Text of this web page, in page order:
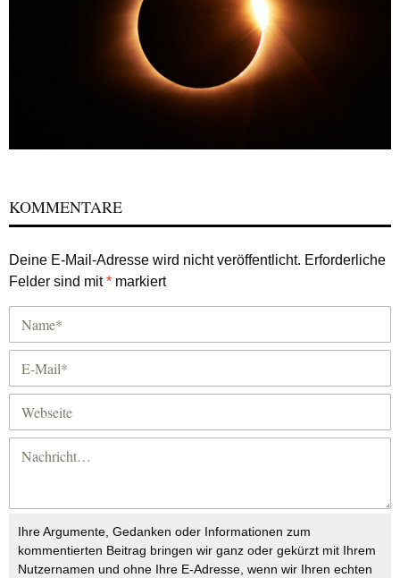
KOMMENTARE
Deine E-Mail-Adresse wird nicht veröffentlicht. Erforderliche
Felder sind mit* markiert
Ihre Argumente, Gedanken oder Informationen zum
kommentierten Beitrag bringen wir ganz oder gekürzt mit Ihrem
Nutzernamen und ohne Ihre E-Adresse, wenn wir Ihren echten